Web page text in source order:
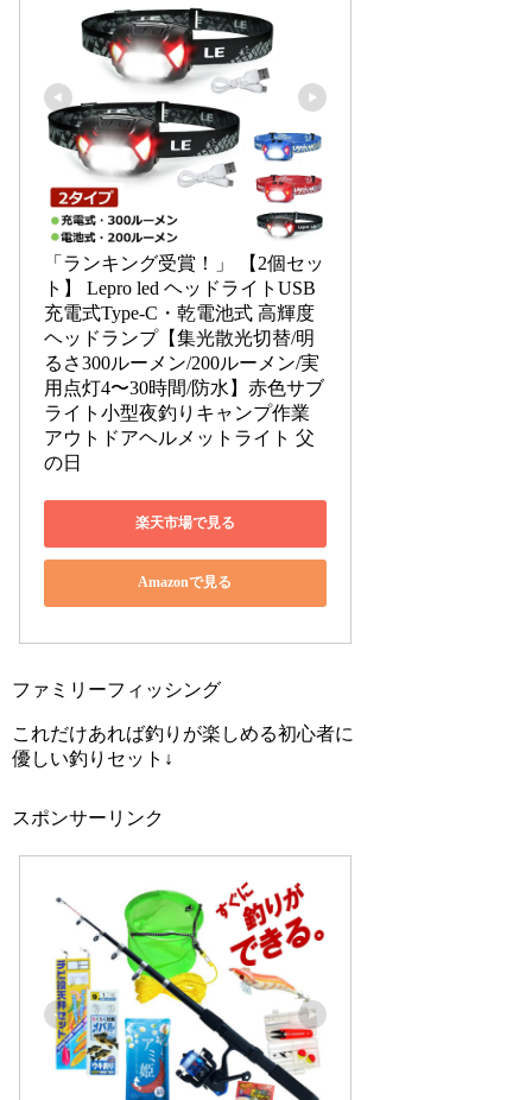
「ランキング受賞！」 【2個セッ
ト】 Lepro led ヘッドライトUSB
充電式Type-C・乾電池式 高輝度
ヘッドランプ【集光散光切替/明
るさ300ルーメン/200ルーメン/実
用点灯4〜30時間/防水】赤色サブ
ライト小型夜釣りキャンプ作業
アウトドアヘルメットライト 父
の日
楽天市場で見る
Amazonで見る
ファミリーフィッシング
これだけあれば釣りが楽しめる初心者に
優しい釣りセット↓
スポンサーリンク